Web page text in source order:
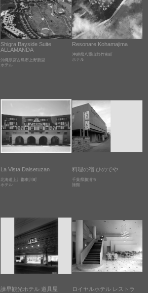
Shigra Bayside Suite
ALLAMANDA
沖縄県宮古島市上野新里
ホテル
Resonare Kohamajima
沖縄県八重山郡竹富町
ホテル
La Vista Daisetuzan
北海道上川郡東川町
ホテル
料理の宿 ひのでや
千葉県勝浦市
旅館
諫早観光ホテル 道具屋
ロイヤルホテル レストラ